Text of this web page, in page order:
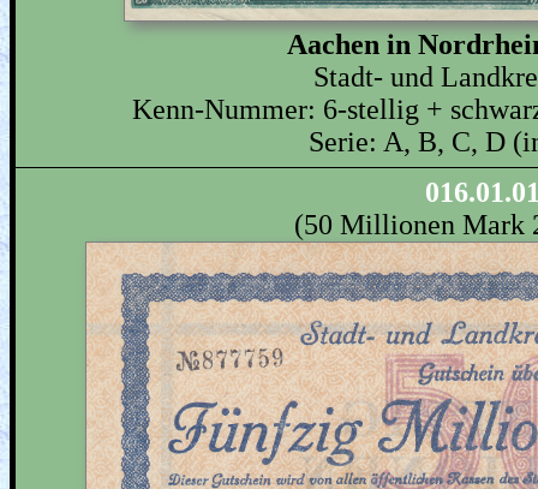
Aachen in
Stadt- und
Kenn-Nummer: 6-stellig +
Serie: A, B, C, D
(50 Millionen Mark